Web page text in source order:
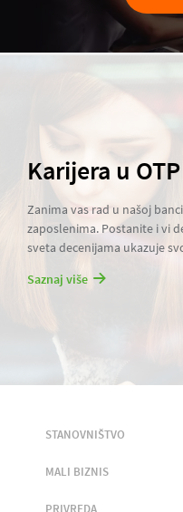
Karijera u
Zanima vas rad u našoj
zaposlenima. Postanite i vi
sveta decenijama ukazuje
Saznaj više
STANOVNIŠTVO
MALI BIZNIS
PRIVREDA